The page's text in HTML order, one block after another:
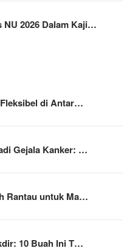
NU 2026 Dalam Kaji…
di Antar…
Gejala Kanker: …
Rantau untuk Ma…
10 Buah Ini T…